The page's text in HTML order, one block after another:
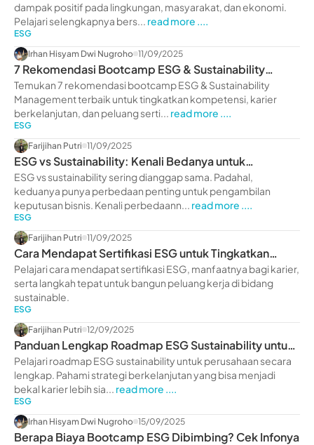
dampak positif pada lingkungan, masyarakat, dan ekonomi.
Pelajari selengkapnya bers... read more ....
ESG
Irhan Hisyam Dwi Nugroho 11/09/2025
7 Rekomendasi Bootcamp ESG & Sustainability
Management
Temukan 7 rekomendasi bootcamp ESG & Sustainability
Management terbaik untuk tingkatkan kompetensi, karier
berkelanjutan, dan peluang serti... read more ....
ESG
Farijihan Putri 11/09/2025
ESG vs Sustainability: Kenali Bedanya untuk
Keputusan Bisnis
ESG vs sustainability sering dianggap sama. Padahal,
keduanya punya perbedaan penting untuk pengambilan
keputusan bisnis. Kenali perbedaann... read more ....
ESG
Farijihan Putri 11/09/2025
Cara Mendapat Sertifikasi ESG untuk Tingkatkan
Karier
Pelajari cara mendapat sertifikasi ESG, manfaatnya bagi karier,
serta langkah tepat untuk bangun peluang kerja di bidang
sustainable.
ESG
Farijihan Putri 12/09/2025
Panduan Lengkap Roadmap ESG Sustainability untuk
Perusahaan
Pelajari roadmap ESG sustainability untuk perusahaan secara
lengkap. Pahami strategi berkelanjutan yang bisa menjadi
bekal karier lebih sia... read more ....
ESG
Irhan Hisyam Dwi Nugroho 15/09/2025
Berapa Biaya Bootcamp ESG Dibimbing? Cek Infonya